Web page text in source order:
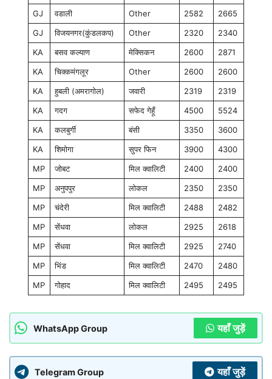
GJ
वडाली Other 2582
2665
GJ
विजयनगर(कुंडलकप) Other 2320
2340
KA
बसव कल्याण मेक्सिकन 2600
2871
KA
चिक्कमंगलूर Other 2600
2600
KA
हुबली (अमरागोल) जवारी 2319
2319
KA
गदग सफेद गेहूँ 4500
5524
KA
कलबुर्गी बंसी 3350
3600
KA
शिमोगा सुपर फिन 3900
4300
MP
जोबट मिल क्वालिटी 2400
2400
MP
अनुपपुर लोकल 2350
2350
MP
चंदेरी मिल क्वालिटी 2488
2482
MP
सेंधवा लोकल 2925
2618
MP
सेंधवा मिल क्वालिटी 2925
2740
MP
भिंड मिल क्वालिटी 2470
2480
MP
गोहाद मिल क्वालिटी 2495 2495
WhatsApp Group यहाँ जुड़ें
Telegram Group यहाँ जुड़ें